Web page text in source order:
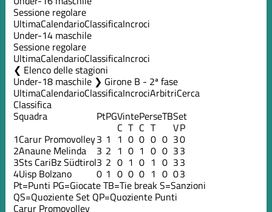
Sessione regolare
UltimaCalendarioClassificaIncroci
Under-14 maschile
Sessione regolare
UltimaCalendarioClassificaIncroci
Elenco delle stagioni
Under-18 maschile ❯ Girone B - 2ª fase
UltimaCalendarioClassificaIncrociArbitriCerca
Classifica
Squadra PtPGVintePerseTBSet
C T C T VP
1Carur Promovolley3 1 1 0 0 0 0 30
2Anaune Melinda 3 2 1 0 1 0 0 33
3Sts CariBz Südtirol3 2 0 1 0 1 0 33
4Uisp Bolzano 0 1 0 0 0 1 0 03
Pt=Punti PG=GiocateTB=Tie breakS=Sanzioni
QS=Quoziente Set QP=Quoziente Punti
Carur Promovolley